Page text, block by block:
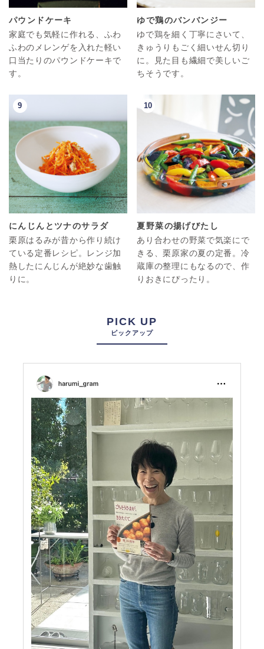
パウンドケーキ
家庭でも気軽に作れる、ふわ
ふわのメレンゲを入れた軽い
口当たりのパウンドケーキで
す。
ゆで鶏のバンバンジー
ゆで鶏を細く丁寧にさいて、
きゅうりもごく細いせん切り
に。見た目も繊細で美しいご
ちそうです。
にんじんとツナのサラダ
栗原はるみが昔から作り続け
ている定番レシピ。レンジ加
熱したにんじんが絶妙な歯触
りに。
夏野菜の揚げびたし
あり合わせの野菜で気楽にで
きる、栗原家の夏の定番。冷
蔵庫の整理にもなるので、作
りおきにぴったり。
PICK UP
ピックアップ